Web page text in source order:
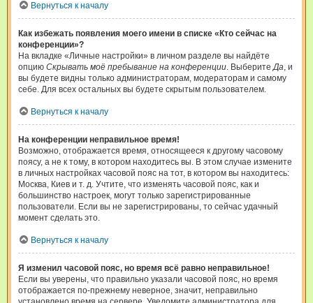
Вернуться к началу
Как избежать появления моего имени в списке «Кто сейчас на
конференции»?
На вкладке «Личные настройки» в личном разделе вы найдёте
опцию Скрывать моё пребывание на конференции. ВыберитеДа, и
вы будете видны только администраторам, модераторам и самому
себе. Для всех остальных вы будете скрытым пользователем.
Вернуться к началу
На конференции неправильное время!
Возможно, отображается время, относящееся к другому часовому
поясу, а не к тому, в котором находитесь вы. В этом случае измените
в личных настройках часовой пояс на тот, в котором вы находитесь:
Москва, Киев и т. д. Учтите, что изменять часовой пояс, как и
большинство настроек, могут только зарегистрированные
пользователи. Если вы не зарегистрированы, то сейчас удачный
момент сделать это.
Вернуться к началу
Я изменил часовой пояс, но время всё равно неправильное!
Если вы уверены, что правильно указали часовой пояс, но время
отображается по-прежнему неверное, значит, неправильно